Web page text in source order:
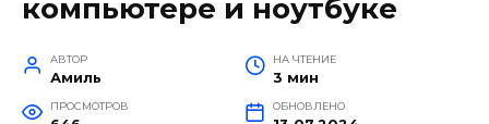
компьютере и ноутбуке
АВТОР
Амиль
НА ЧТЕНИЕ
3 мин
ПРОСМОТРОВ ОБНОВЛЕНО